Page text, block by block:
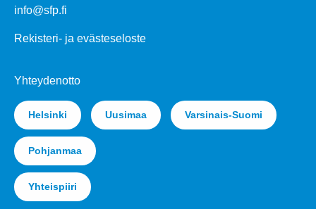
info@sfp.fi
Rekisteri- ja evästeseloste
Yhteydenotto
Helsinki Uusimaa Varsinais-Suomi
Pohjanmaa
Yhteispiiri